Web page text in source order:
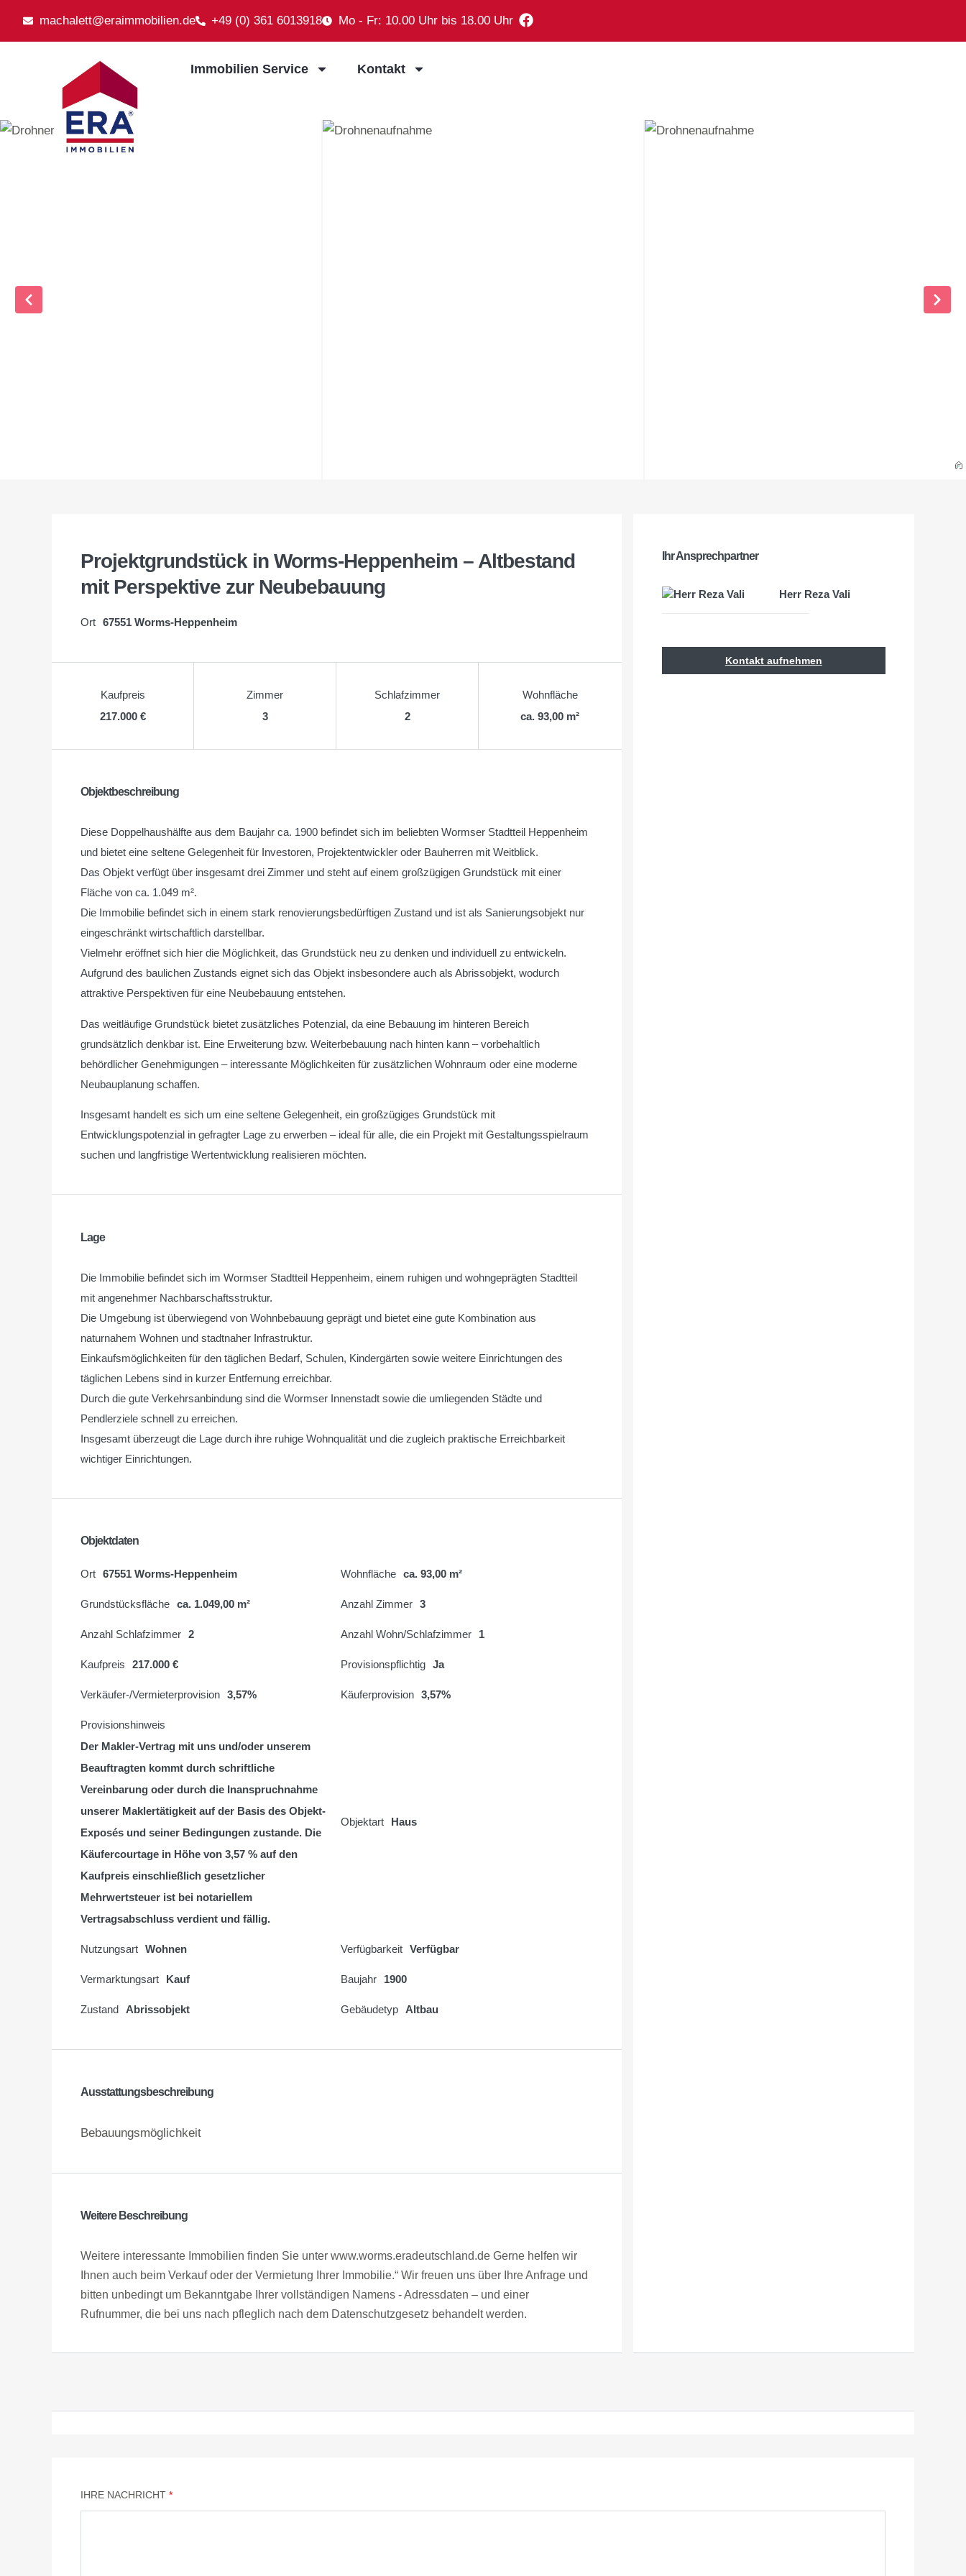
machalett@eraimmobilien.de +49 (0) 361 6013918 Mo - Fr: 10.00 Uhr bis 18.00 Uhr
Immobilien Service Kontakt
Projektgrundstück in Worms-Heppenheim – Altbestand
mit Perspektive zur Neubebauung
Ort 67551 Worms-Heppenheim
Kaufpreis
217.000 €
Zimmer
3
Schlafzimmer
2
Wohnfläche
ca. 93,00 m²
Objektbeschreibung
Diese Doppelhaushälfte aus dem Baujahr ca. 1900 befindet sich im beliebten Wormser Stadtteil Heppenheim
und bietet eine seltene Gelegenheit für Investoren, Projektentwickler oder Bauherren mit Weitblick.
Das Objekt verfügt über insgesamt drei Zimmer und steht auf einem großzügigen Grundstück mit einer
Fläche von ca. 1.049 m².
Die Immobilie befindet sich in einem stark renovierungsbedürftigen Zustand und ist als Sanierungsobjekt nur
eingeschränkt wirtschaftlich darstellbar.
Vielmehr eröffnet sich hier die Möglichkeit, das Grundstück neu zu denken und individuell zu entwickeln.
Aufgrund des baulichen Zustands eignet sich das Objekt insbesondere auch als Abrissobjekt, wodurch
attraktive Perspektiven für eine Neubebauung entstehen.
Das weitläufige Grundstück bietet zusätzliches Potenzial, da eine Bebauung im hinteren Bereich
grundsätzlich denkbar ist. Eine Erweiterung bzw. Weiterbebauung nach hinten kann – vorbehaltlich
behördlicher Genehmigungen – interessante Möglichkeiten für zusätzlichen Wohnraum oder eine moderne
Neubauplanung schaffen.
Insgesamt handelt es sich um eine seltene Gelegenheit, ein großzügiges Grundstück mit
Entwicklungspotenzial in gefragter Lage zu erwerben – ideal für alle, die ein Projekt mit Gestaltungsspielraum
suchen und langfristige Wertentwicklung realisieren möchten.
Lage
Die Immobilie befindet sich im Wormser Stadtteil Heppenheim, einem ruhigen und wohngeprägten Stadtteil
mit angenehmer Nachbarschaftsstruktur.
Die Umgebung ist überwiegend von Wohnbebauung geprägt und bietet eine gute Kombination aus
naturnahem Wohnen und stadtnaher Infrastruktur.
Einkaufsmöglichkeiten für den täglichen Bedarf, Schulen, Kindergärten sowie weitere Einrichtungen des
täglichen Lebens sind in kurzer Entfernung erreichbar.
Durch die gute Verkehrsanbindung sind die Wormser Innenstadt sowie die umliegenden Städte und
Pendlerziele schnell zu erreichen.
Insgesamt überzeugt die Lage durch ihre ruhige Wohnqualität und die zugleich praktische Erreichbarkeit
wichtiger Einrichtungen.
Objektdaten
Ort 67551 Worms-Heppenheim Wohnfläche ca. 93,00 m²
Grundstücksfläche ca. 1.049,00 m² Anzahl Zimmer 3
Anzahl Schlafzimmer 2 Anzahl Wohn/Schlafzimmer 1
Kaufpreis 217.000 € Provisionspflichtig Ja
Verkäufer-/Vermieterprovision 3,57% Käuferprovision 3,57%
Provisionshinweis
Der Makler-Vertrag mit uns und/oder unserem
Beauftragten kommt durch schriftliche
Vereinbarung oder durch die Inanspruchnahme
unserer Maklertätigkeit auf der Basis des Objekt-
Exposés und seiner Bedingungen zustande. Die
Käufercourtage in Höhe von 3,57 % auf den
Kaufpreis einschließlich gesetzlicher
Mehrwertsteuer ist bei notariellem
Vertragsabschluss verdient und fällig.
Objektart Haus
Nutzungsart Wohnen Verfügbarkeit Verfügbar
Vermarktungsart Kauf Baujahr 1900
Zustand Abrissobjekt Gebäudetyp Altbau
Ausstattungsbeschreibung
Bebauungsmöglichkeit
Weitere Beschreibung
Weitere interessante Immobilien finden Sie unter www.worms.eradeutschland.de Gerne helfen wir
Ihnen auch beim Verkauf oder der Vermietung Ihrer Immobilie.“ Wir freuen uns über Ihre Anfrage und
bitten unbedingt um Bekanntgabe Ihrer vollständigen Namens - Adressdaten – und einer
Rufnummer, die bei uns nach pfleglich nach dem Datenschutzgesetz behandelt werden.
Ihr Ansprechpartner
Herr Reza Vali
Kontakt aufnehmen
IHRE NACHRICHT *